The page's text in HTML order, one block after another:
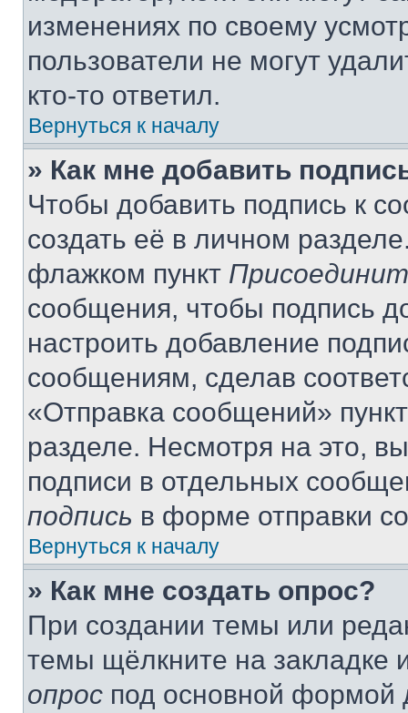
изменениях по своему
пользователи не могут
кто-то ответил.
Вернуться к началу
» Как мне добавить
Чтобы добавить подпись к
создать её в личном
флажком пункт
сообщения, чтобы подпись
настроить добавление
сообщениям, сделав
«Отправка сообщений»
разделе. Несмотря на это,
подписи в отдельных
подпись в форме отправки
Вернуться к началу
» Как мне создать опрос?
При создании темы или
темы щёлкните на
опрос под основной формой